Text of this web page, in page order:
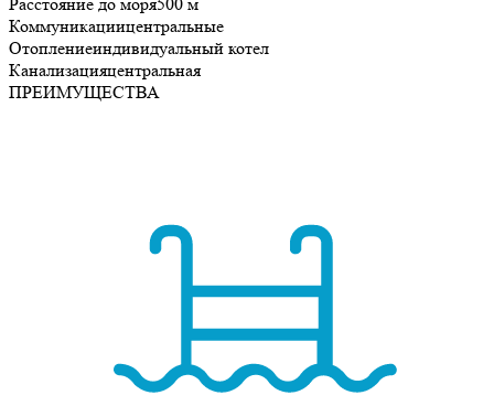
Коммуникациицентральные
Отоплениеиндивидуальный котел
Канализацияцентральная
ПРЕИМУЩЕСТВА